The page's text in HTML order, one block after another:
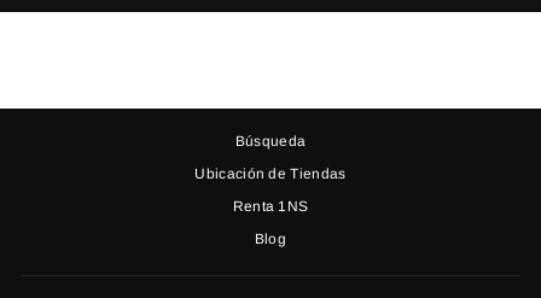
Búsqueda
Ubicación de Tiendas
Renta 1NS
Blog